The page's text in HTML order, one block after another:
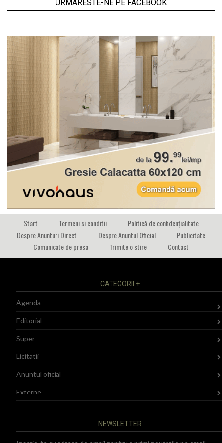
URMARESTE-NE PE FACEBOOK
Start Termeni si conditii
Politică de confidențialitate
Despre Anunturi Direct
Despre Anuntul Oficial
Publicitate
Comunicate de presa
Trimite o stire Contact
CATEGORII +
Agenda
Editorial
Super
Licitatii
Anuntul oficial
Externe
NEWSLETTER